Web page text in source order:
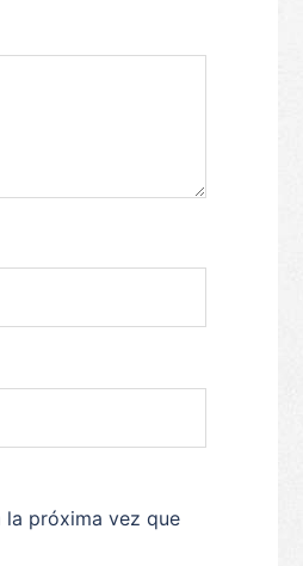
la próxima vez que